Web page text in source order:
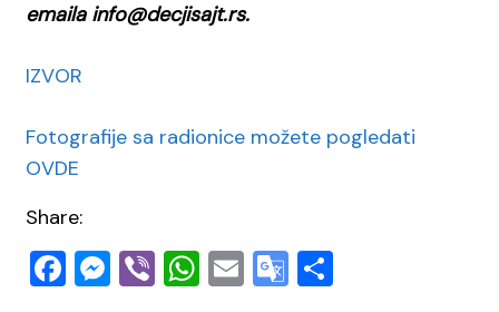
emaila info@decjisajt.rs.
IZVOR
Fotografije sa radionice možete pogledati
OVDE
Share:
Facebook
Messenger
ViberWhatsApp
EmailGoogle